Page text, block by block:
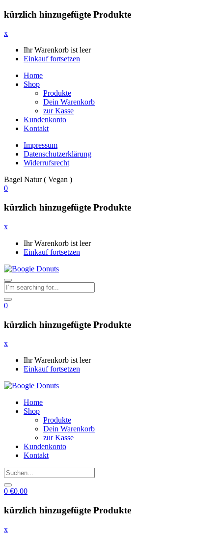
kürzlich hinzugefügte Produkte
x
Ihr Warenkorb ist leer
Einkauf fortsetzen
Home
Shop
Produkte
Dein Warenkorb
zur Kasse
Kundenkonto
Kontakt
Impressum
Datenschutzerklärung
Widerrufsrecht
Bagel Natur ( Vegan )
0
kürzlich hinzugefügte Produkte
x
Ihr Warenkorb ist leer
Einkauf fortsetzen
0
kürzlich hinzugefügte Produkte
x
Ihr Warenkorb ist leer
Einkauf fortsetzen
Home
Shop
Produkte
Dein Warenkorb
zur Kasse
Kundenkonto
Kontakt
0 €0.00
kürzlich hinzugefügte Produkte
x